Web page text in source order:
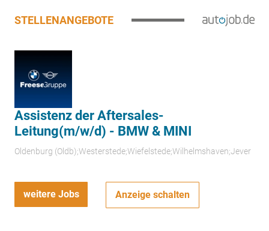
STELLENANGEBOTE
Assistenz der Aftersales-
Leitung(m/w/d) - BMW & MINI
Oldenburg (Oldb);Westerstede;Wiefelstede;Wilhelmshaven;Jever
weitere Jobs Anzeige schalten